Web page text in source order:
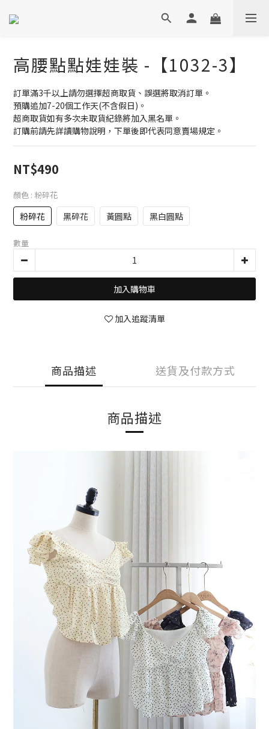
高腰點點娃娃裝 -【1032-3】
訂單滿3千以上請勿選擇超商取貨、誤選將取消訂單。
預購追加7-20個工作天(不含假日)。
超商取貨如有多次未取貨紀錄將加入黑名單。
訂購前請先詳讀購物說明，下單後即代表同意賣場規定。
NT$490
顏色 : 粉碎花
粉碎花 黑碎花 黃圓點 黑白圓點
數量
加入購物車
加入追蹤清單
商品描述 送貨及付款方式
商品描述